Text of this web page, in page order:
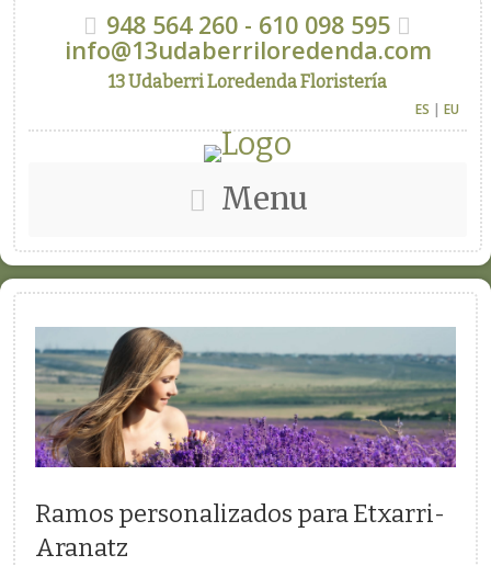
948 564 260 - 610 098 595
info@13udaberriloredenda.com
13 Udaberri Loredenda Floristería
ES | EU
Menu
Ramos personalizados para Etxarri-
Aranatz